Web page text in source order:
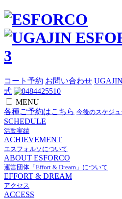
コート予約 お問い合わせ
式
MENU
各種ご予約はこちら 今後のスケジ
SCHEDULE
活動実績
ACHIEVEMENT
エスフォルソについて
ABOUT ESFORCO
運営団体「Effort & Dream」について
EFFORT & DREAM
アクセス
ACCESS